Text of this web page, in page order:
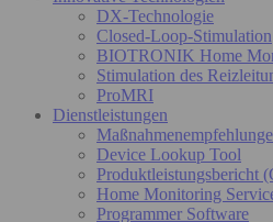
DX-Technologie
Closed-Loop-Stimulation
BIOTRONIK Home
Stimulation des
ProMRI
Dienstleistungen
Device Lookup Tool
Produktleistungsbericht
Home Monitoring
Programmer Software